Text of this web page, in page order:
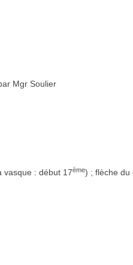
Mgr Soulier
vasque : début 17ème) ; flèche du